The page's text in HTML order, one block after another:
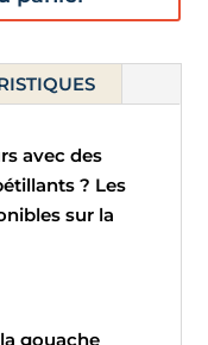
avec des
? Les
sur la
gouache